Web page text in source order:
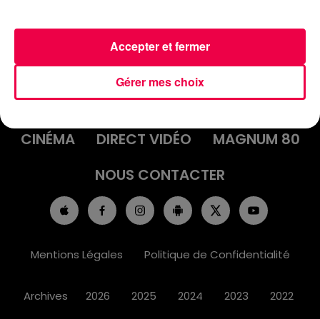
ACCUEIL INFOS
EMISSIONS
AGENDA
JEUX
PODCASTS
CINÉMA
DIRECT VIDÉO
MAGNUM 80
NOUS CONTACTER
Mentions Légales Politique de Confidentialité
Archives 2026 2025 2024 2023 2022
Gérer mes choix
Accepter et fermer